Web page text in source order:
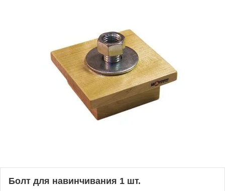
Болт для навинчивания 1 шт.